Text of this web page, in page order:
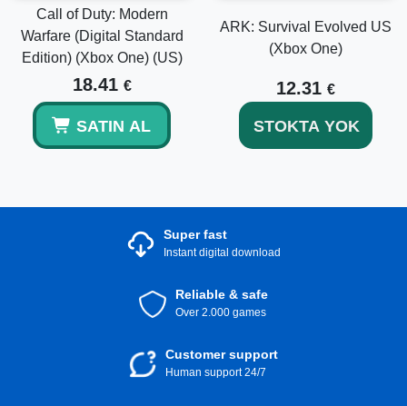
Call of Duty: Modern
Warfare (Digital Standard
Edition) (Xbox One) (US)
18.41 €
SATIN AL
ARK: Survival Evolved US
(Xbox One)
12.31 €
STOKTA YOK
Super fast
Instant digital download
Reliable & safe
Over 2.000 games
Customer support
Human support 24/7